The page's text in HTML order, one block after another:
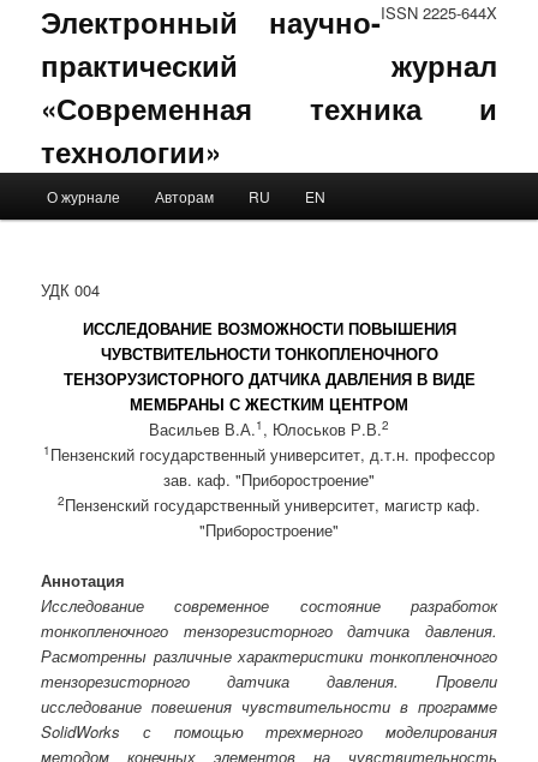
ISSN 2225-644X
Электронный научно-
практический журнал
«Современная техника и
технологии»
Skip to primary content
Skip to secondary content
О журнале Авторам RU EN
УДК 004
ИССЛЕДОВАНИЕ ВОЗМОЖНОСТИ ПОВЫШЕНИЯ
ЧУВСТВИТЕЛЬНОСТИ ТОНКОПЛЕНОЧНОГО
ТЕНЗОРУЗИСТОРНОГО ДАТЧИКА ДАВЛЕНИЯ В ВИДЕ
МЕМБРАНЫ С ЖЕСТКИМ ЦЕНТРОМ
Васильев В.А.1 , Юлоськов Р.В.2
1 Пензенский государственный университет, д.т.н. профессор
зав. каф. "Приборостроение"
2Пензенский государственный университет, магистр каф.
"Приборостроение"
Аннотация
Исследование современное состояние разработок
тонкопленочного тензорезисторного датчика давления.
Расмотренны различные характеристики тонкопленочного
тензорезисторного датчика давления. Провели
исследование повешения чувствительности в программе
SolidWorks с помощью трехмерного моделирования
методом конечных элементов на чувствительность